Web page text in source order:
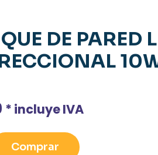
DE PARED
* incluye IVA
Comprar